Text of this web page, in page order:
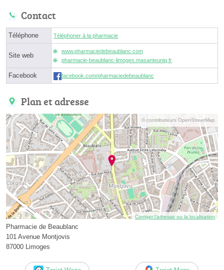
Contact
Téléphone Téléphoner à la pharmacie
Site web
www.pharmaciedebeaublanc.com
pharmacie-beaublanc-limoges.masanteuniq.fr
Facebook facebook.com/pharmaciedebeaublanc
Plan et adresse
© contributeurs OpenStreetMap
Corriger l’adresse ou la localisation
Pharmacie de Beaublanc
101 Avenue Montjovis
87000 Limoges